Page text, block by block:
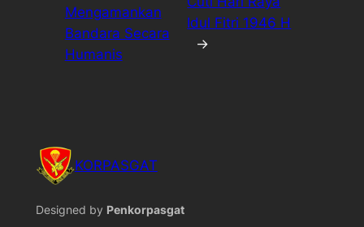
Mengamankan
Bandara Secara
Humanis
Idul Fitri 1946 H
→
KORPASGAT
Designed by Penkorpasgat